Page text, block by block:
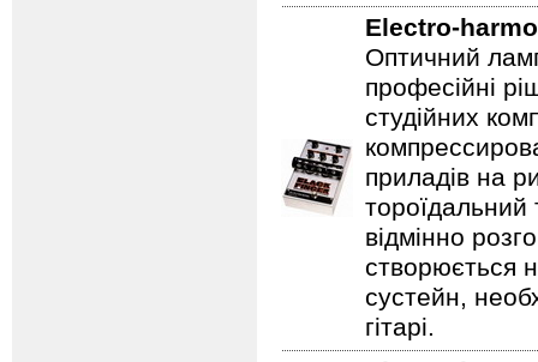
Electro-
Оптичний
професійні
студійних
приладів на
відмінно
створюється
сустейн,
гітарі.